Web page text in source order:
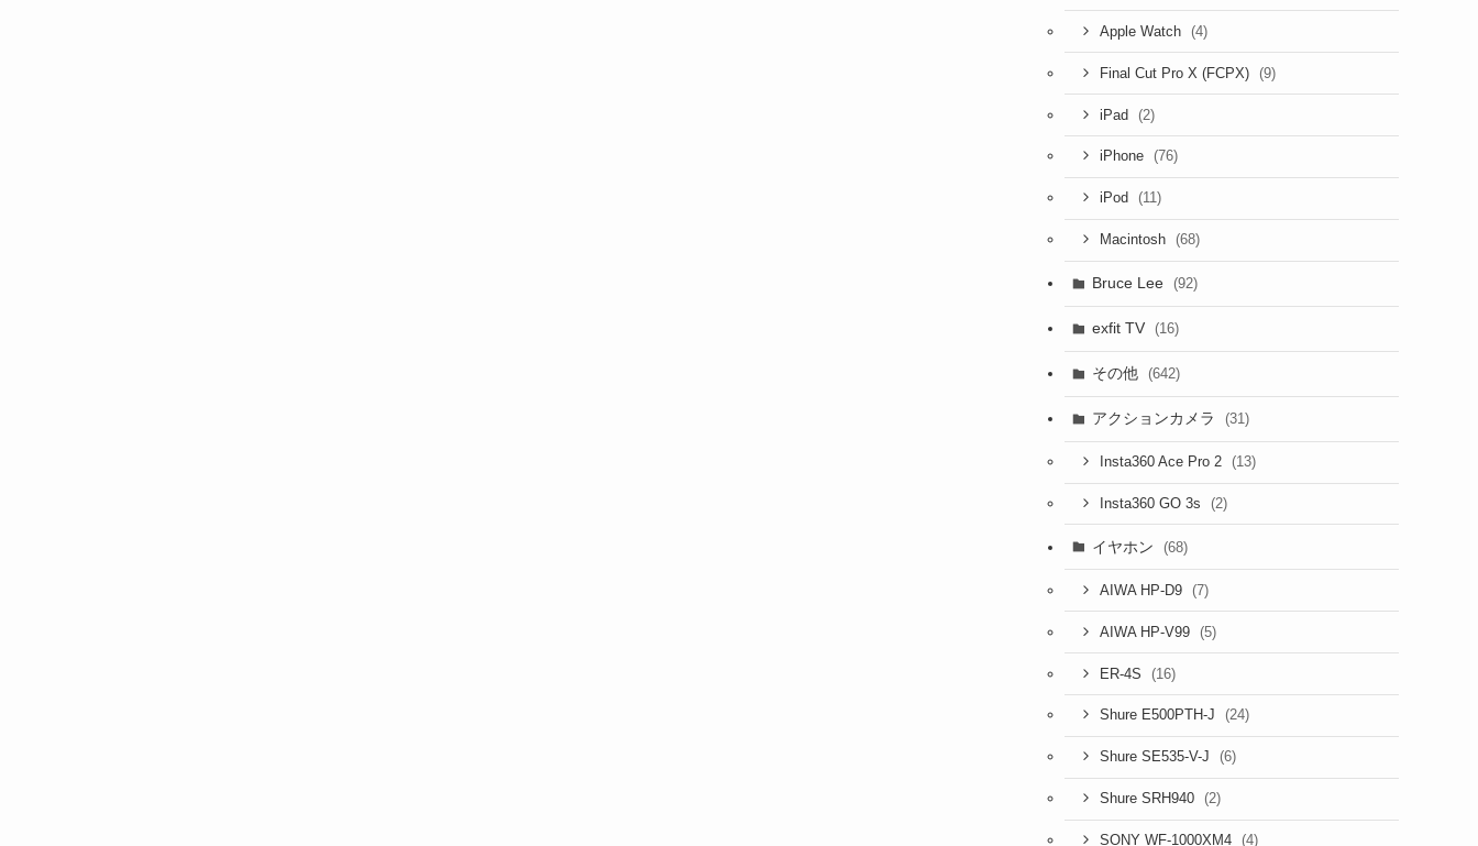
Apple Watch (4)
Final Cut Pro X (FCPX) (9)
iPad (2)
iPhone (76)
iPod (11)
Macintosh (68)
Bruce Lee (92)
exfit TV (16)
その他 (642)
アクションカメラ (31)
Insta360 Ace Pro 2 (13)
Insta360 GO 3s (2)
イヤホン (68)
AIWA HP-D9 (7)
AIWA HP-V99 (5)
ER-4S (16)
Shure E500PTH-J (24)
Shure SE535-V-J (6)
Shure SRH940 (2)
SONY WF-1000XM4 (4)